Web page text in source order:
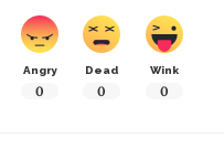
Angry
0
Dead
0
Wink
0